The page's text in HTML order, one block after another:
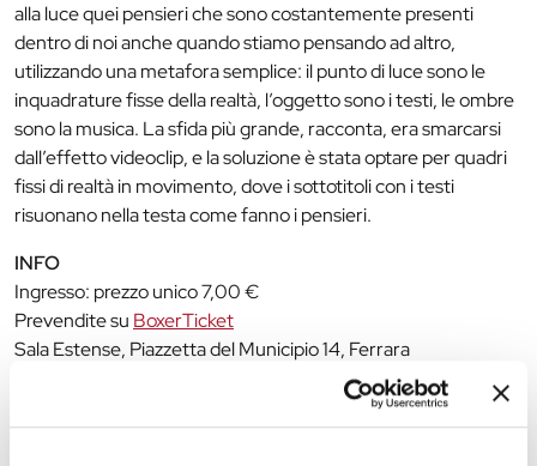
alla luce quei pensieri che sono costantemente presenti
dentro di noi anche quando stiamo pensando ad altro,
utilizzando una metafora semplice: il punto di luce sono le
inquadrature fisse della realtà, l’oggetto sono i testi, le ombre
sono la musica. La sfida più grande, racconta, era smarcarsi
dall’effetto videoclip, e la soluzione è stata optare per quadri
fissi di realtà in movimento, dove i sottotitoli con i testi
risuonano nella testa come fanno i pensieri.
INFO
Ingresso: prezzo unico 7,00 €
Prevendite su BoxerTicket
Sala Estense, Piazzetta del Municipio 14, Ferrara